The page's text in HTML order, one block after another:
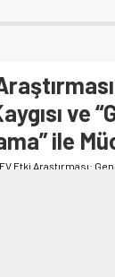
ve
ile
Etki Araştırması: